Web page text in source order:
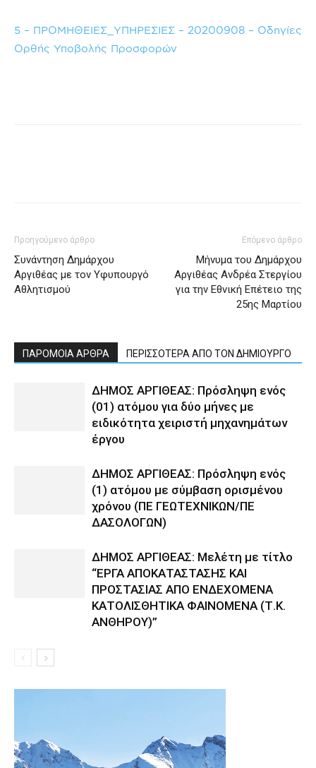
5 – ΠΡΟΜΗΘΕΙΕΣ_ΥΠΗΡΕΣΙΕΣ – 20200908 – Οδηγίες
Ορθής Υποβολής Προσφορών
Προηγούμενο άρθρο
Συνάντηση Δημάρχου
Αργιθέας με τον Υφυπουργό
Αθλητισμού
Επόμενο άρθρο
Μήνυμα του Δημάρχου
Αργιθέας Ανδρέα Στεργίου
για την Εθνική Επέτειο της
25ης Μαρτίου
ΠΑΡΟΜΟΙΑ ΑΡΘΡΑ ΠΕΡΙΣΣΟΤΕΡΑ ΑΠΟ ΤΟΝ ΔΗΜΙΟΥΡΓΟ
ΔΗΜΟΣ ΑΡΓΙΘΕΑΣ: Πρόσληψη ενός
(01) ατόμου για δύο μήνες με
ειδικότητα χειριστή μηχανημάτων
έργου
ΔΗΜΟΣ ΑΡΓΙΘΕΑΣ: Πρόσληψη ενός
(1) ατόμου με σύμβαση ορισμένου
χρόνου (ΠΕ ΓΕΩΤΕΧΝΙΚΩΝ/ΠΕ
ΔΑΣΟΛΟΓΩΝ)
ΔΗΜΟΣ ΑΡΓΙΘΕΑΣ: Μελέτη με τίτλο
“ΕΡΓΑ ΑΠΟΚΑΤΑΣΤΑΣΗΣ ΚΑΙ
ΠΡΟΣΤΑΣΙΑΣ ΑΠΟ ΕΝΔΕΧΟΜΕΝΑ
ΚΑΤΟΛΙΣΘΗΤΙΚΑ ΦΑΙΝΟΜΕΝΑ (Τ.Κ.
ΑΝΘΗΡΟΥ)”